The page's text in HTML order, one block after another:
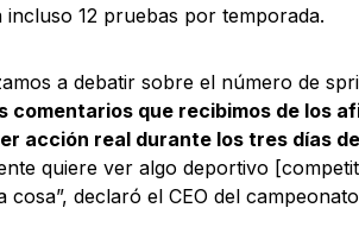
12 pruebas por temporada.
a debatir sobre el número de
comentarios que recibimos de los
acción real durante los tres días
quiere ver algo deportivo
declaró el CEO del